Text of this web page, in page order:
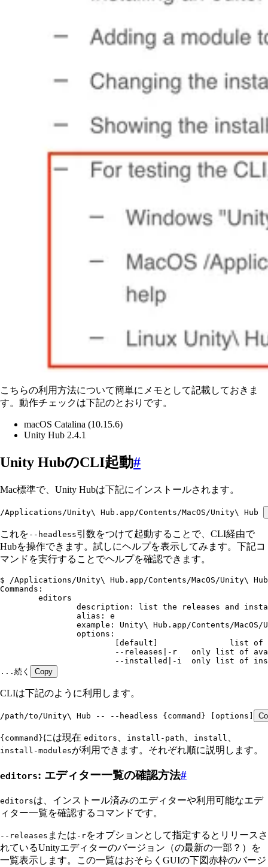
こちらの利用方法について簡単にメモとして記載しておきま
す。動作チェックは下記のとおりです。
macOS Catalina (10.15.6)
Unity Hub 2.4.1
Unity HubのCLI起動#
Mac標準で、Unity Hubは下記にインストールされます。
/Applications/Unity\ Hub.app/Contents/MacOS/Unity\ Hub
これを --headless引数をつけて起動することで、CLI経由で
Hubを操作できます。試しにヘルプを表示してみます。下記コ
マンドを実行することでヘルプを確認できます。
$ /Applications/Unity\ Hub.app/Contents/MacOS/Unity\
Commands:
	editors
description: list the releases and
		alias: e
example: Unity\ Hub.app/Contents/
		options:
--releases|-r
--installed|-i
...続く
Copy
CLIは下記のように利用します。
/path/to/Unity\ Hub -- --headless {command} [options]
{command}には現在 editors install-path install
install-modulesが利用できます。それぞれ順に説明します。
editors: エディター一覧の確認方法#
editorsは、インストール済みのエディターや利用可能なエデ
ィター一覧を確認するコマンドです。
--releases または -rをオプションとして指定するとリリースさ
れているUnityエディターのバージョン（の最新の一部？）を
一覧表示します。この一覧はおそらくGUIの下図赤枠のバージ